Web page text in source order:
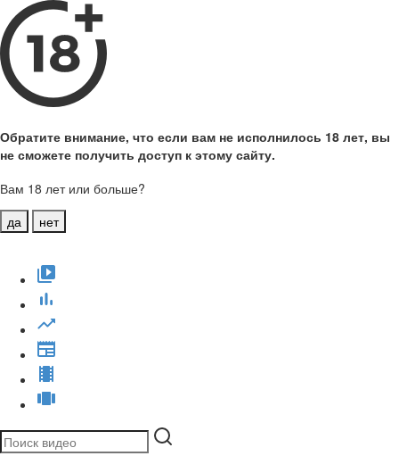
Обратите внимание, что если вам не исполнилось 18 лет, вы
не сможете получить доступ к этому сайту.
Вам 18 лет или больше?
да
нет